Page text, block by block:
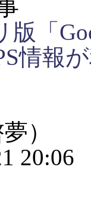
版「
情報
）
20:06